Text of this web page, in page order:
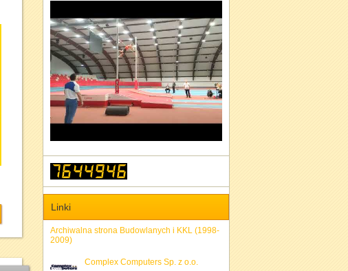
Linki
Archiwalna strona Budowlanych i KKL (1998-
2009)
Complex Computers Sp. z o.o.